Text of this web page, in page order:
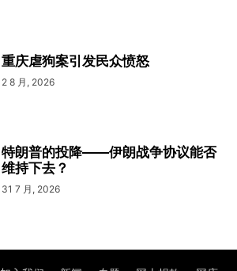
重庆虐狗案引发民众愤怒
2 8 月, 2026
特朗普的投降——伊朗战争协议能否
维持下去？
31 7 月, 2026